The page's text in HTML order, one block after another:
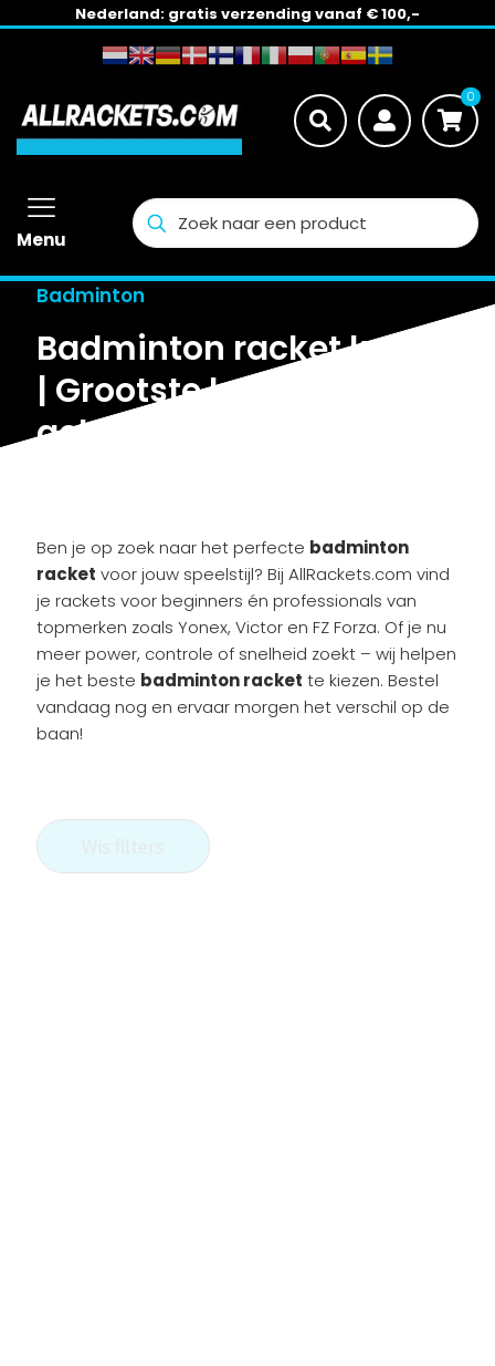
Nederland: gratis verzending vanaf € 100,-
0
Menu
Badminton
Badminton racket kopen
| Grootste keuze + snel
geleverd –
Ben je op zoek naar het perfecte badminton
racket voor jouw speelstijl? Bij AllRackets.com vind
je rackets voor beginners én professionals van
topmerken zoals Yonex, Victor en FZ Forza. Of je nu
meer power, controle of snelheid zoekt – wij helpen
je het beste badminton racket te kiezen. Bestel
vandaag nog en ervaar morgen het verschil op de
baan!